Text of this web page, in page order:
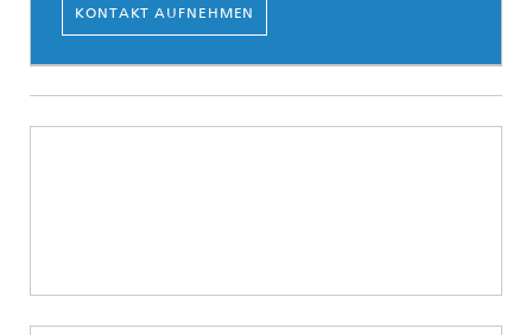
KONTAKT AUFNEHMEN